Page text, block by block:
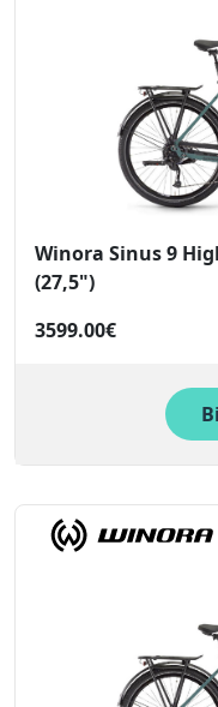
Winora Sinus 9
(27,5")
3599.00€